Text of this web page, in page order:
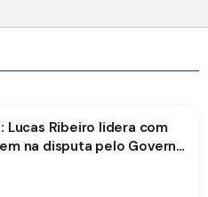
Lucas Ribeiro lidera com
na disputa pelo Governo